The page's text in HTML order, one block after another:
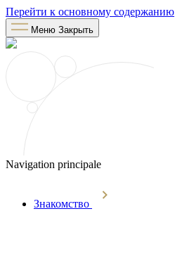
Перейти к основному содержанию
Меню Закрыть
Navigation principale
Знакомство